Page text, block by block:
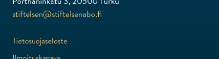
stiftelsen@stiftelsenabo.fi
Tietosuojaseloste